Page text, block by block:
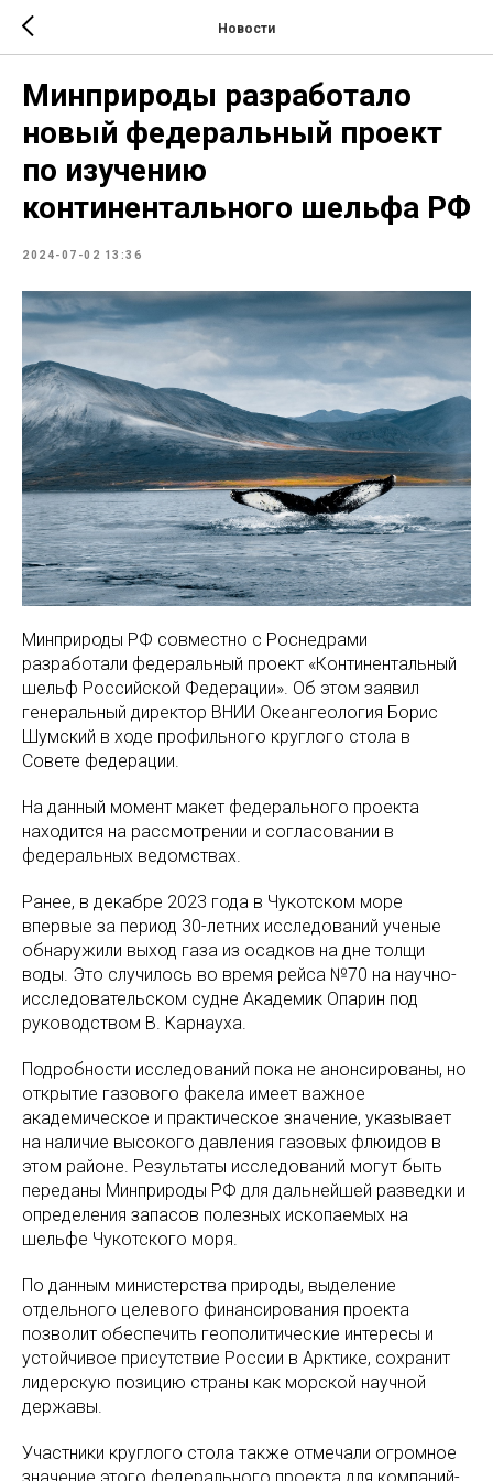
Новости
Минприроды разработало
новый федеральный проект
по изучению
континентального шельфа РФ
2024-07-02 13:36
Минприроды РФ совместно с Роснедрами
разработали федеральный проект «Континентальный
шельф Российской Федерации». Об этом заявил
генеральный директор ВНИИ Океангеология Борис
Шумский в ходе профильного круглого стола в
Совете федерации.
На данный момент макет федерального проекта
находится на рассмотрении и согласовании в
федеральных ведомствах.
Ранее, в декабре 2023 года в Чукотском море
впервые за период 30-летних исследований ученые
обнаружили выход газа из осадков на дне толщи
воды. Это случилось во время рейса №70 на научно-
исследовательском судне Академик Опарин под
руководством В. Карнауха.
Подробности исследований пока не анонсированы, но
открытие газового факела имеет важное
академическое и практическое значение, указывает
на наличие высокого давления газовых флюидов в
этом районе. Результаты исследований могут быть
переданы Минприроды РФ для дальнейшей разведки и
определения запасов полезных ископаемых на
шельфе Чукотского моря.
По данным министерства природы, выделение
отдельного целевого финансирования проекта
позволит обеспечить геополитические интересы и
устойчивое присутствие России в Арктике, сохранит
лидерскую позицию страны как морской научной
державы.
Участники круглого стола также отмечали огромное
значение этого федерального проекта для компаний-